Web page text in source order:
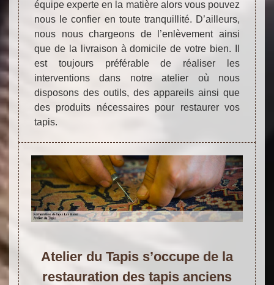
équipe experte en la matière alors vous pouvez
nous le confier en toute tranquillité. D’ailleurs,
nous nous chargeons de l’enlèvement ainsi
que de la livraison à domicile de votre bien. Il
est toujours préférable de réaliser les
interventions dans notre atelier où nous
disposons des outils, des appareils ainsi que
des produits nécessaires pour restaurer vos
tapis.
Atelier du Tapis s’occupe de la
restauration des tapis anciens